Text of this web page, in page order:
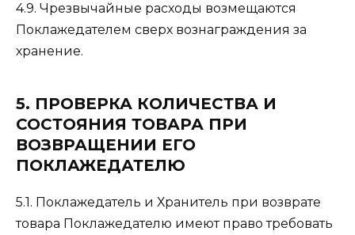
4.9. Чрезвычайные расходы возмещаются
Поклажедателем сверх вознаграждения за
хранение.
5. ПРОВЕРКА КОЛИЧЕСТВА И
СОСТОЯНИЯ ТОВАРА ПРИ
ВОЗВРАЩЕНИИ ЕГО
ПОКЛАЖЕДАТЕЛЮ
5.1. Поклажедатель и Хранитель при возврате
товара Поклажедателю имеют право требовать